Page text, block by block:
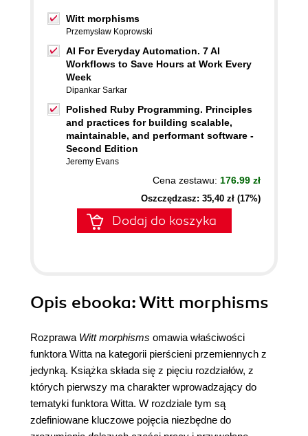
Witt morphisms
Przemysław Koprowski
AI For Everyday Automation. 7 AI
Workflows to Save Hours at Work Every
Week
Dipankar Sarkar
Polished Ruby Programming. Principles
and practices for building scalable,
maintainable, and performant software -
Second Edition
Jeremy Evans
Cena zestawu: 176.99 zł
Oszczędzasz: 35,40 zł (17%)
Dodaj do koszyka
Opis ebooka: Witt morphisms
Rozprawa Witt morphisms omawia właściwości
funktora Witta na kategorii pierścieni przemiennych z
jedynką. Książka składa się z pięciu rozdziałów, z
których pierwszy ma charakter wprowadzający do
tematyki funktora Witta. W rozdziale tym są
zdefiniowane kluczowe pojęcia niezbędne do